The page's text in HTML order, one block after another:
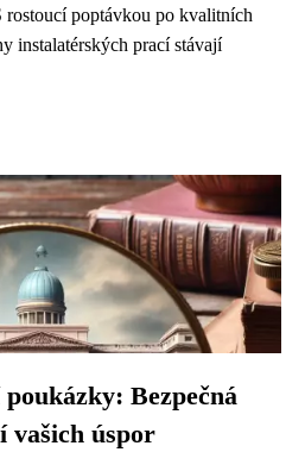
rostoucí poptávkou po kvalitních
instalatérských prací stávají
Bezpečná
vašich úspor